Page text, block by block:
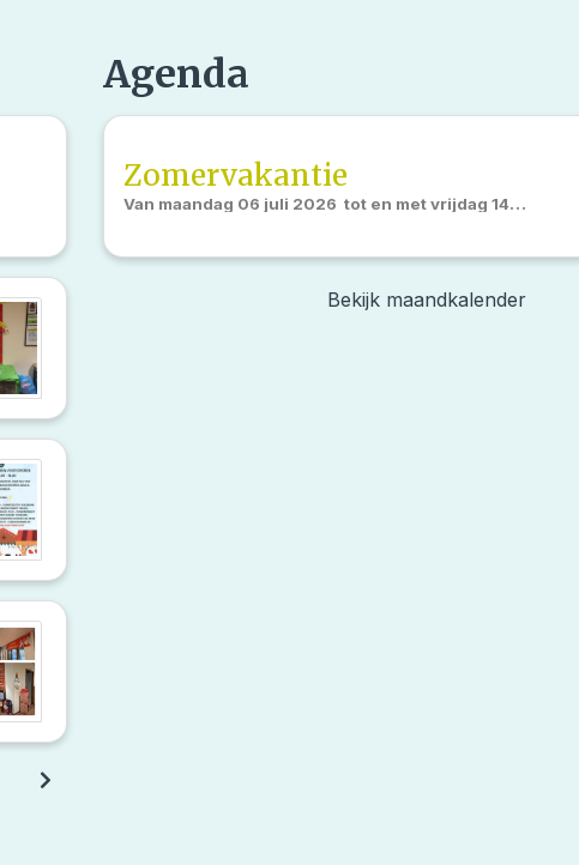
Agenda
Zomervakantie
Van maandag 06 juli 2026 tot en metvrijdag 14 augustus 2026
Bekijk maandkalender